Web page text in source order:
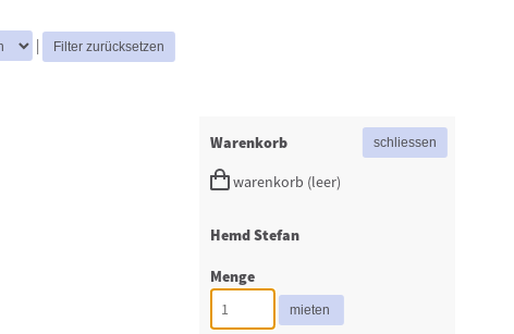
|
Warenkorb
warenkorb (leer)
Hemd Stefan
Menge